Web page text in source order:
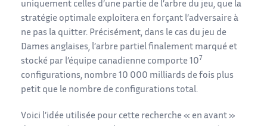
uniquement celles d’une partie de l’arbre du jeu, que la
stratégie optimale exploitera en forçant l’adversaire à
ne pas la quitter. Précisément, dans le cas du jeu de
Dames anglaises, l’arbre partiel finalement marqué et
stocké par l’équipe canadienne comporte 10 7
configurations, nombre 10 000 milliards de fois plus
petit que le nombre de configurations total.
Voici l’idée utilisée pour cette recherche « en avant »